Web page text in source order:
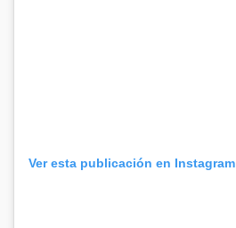
Ver esta publicación en Instagram